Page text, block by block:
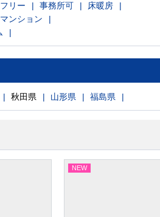
リー 事務所可
床暖房
ンション
秋田県 山形県 福島県
NEW